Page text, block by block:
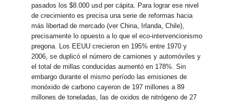
pasados los $8.000 usd per cápita. Para lograr ese nivel
de crecimiento es precisa una serie de reformas hacia
más libertad de mercado (ver China, Irlanda, Chile),
precisamente lo opuesto a lo que el eco-intervencionismo
pregona. Los EEUU crecieron en 195% entre 1970 y
2006, se duplicó el número de camiones y automóviles y
el total de millas conducidas aumentó en 178%. Sin
embargo durante el mismo período las emisiones de
monóxido de carbono cayeron de 197 millones a 89
millones de toneladas, las de oxidos de nitrógeno de 27